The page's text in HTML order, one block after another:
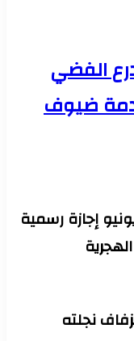
الفضي
ضيوف
من رئيس الوزراء.. الخميس 18 يونيو إجازة رسمية
نجلته